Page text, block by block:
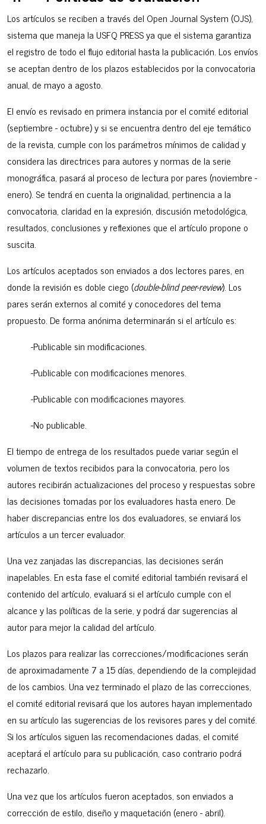
Los artículos se reciben a través del Open Journal System (OJS),
sistema que maneja la USFQ PRESS ya que el sistema garantiza
el registro de todo el flujo editorial hasta la publicación. Los envíos
se aceptan dentro de los plazos establecidos por la convocatoria
anual, de mayo a agosto.
El envío es revisado en primera instancia por el comité editorial
(septiembre - octubre) y si se encuentra dentro del eje temático
de la revista, cumple con los parámetros mínimos de calidad y
considera las directrices para autores y normas de la serie
monográfica, pasará al proceso de lectura por pares (noviembre -
enero). Se tendrá en cuenta la originalidad, pertinencia a la
convocatoria, claridad en la expresión, discusión metodológica,
resultados, conclusiones y reflexiones que el artículo propone o
suscita.
Los artículos aceptados son enviados a dos lectores pares, en
donde la revisión es doble ciego (double-blind peer-review). Los
pares serán externos al comité y conocedores del tema
propuesto. De forma anónima determinarán si el artículo es:
-Publicable sin modificaciones.
-Publicable con modificaciones menores.
-Publicable con modificaciones mayores.
-No publicable.
El tiempo de entrega de los resultados puede variar según el
volumen de textos recibidos para la convocatoria, pero los
autores recibirán actualizaciones del proceso y respuestas sobre
las decisiones tomadas por los evaluadores hasta enero. De
haber discrepancias entre los dos evaluadores, se enviará los
artículos a un tercer evaluador.
Una vez zanjadas las discrepancias, las decisiones serán
inapelables. En esta fase el comité editorial también revisará el
contenido del artículo, evaluará si el artículo cumple con el
alcance y las políticas de la serie, y podrá dar sugerencias al
autor para mejor la calidad del artículo.
Los plazos para realizar las correcciones/modificaciones serán
de aproximadamente 7 a 15 días, dependiendo de la complejidad
de los cambios. Una vez terminado el plazo de las correcciones,
el comité editorial revisará que los autores hayan implementado
en su artículo las sugerencias de los revisores pares y del comité.
Si los artículos siguen las recomendaciones dadas, el comité
aceptará el artículo para su publicación, caso contrario podrá
rechazarlo.
Una vez que los artículos fueron aceptados, son enviados a
corrección de estilo, diseño y maquetación (enero - abril).